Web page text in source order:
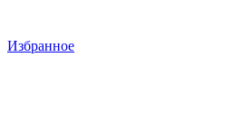
Избранное